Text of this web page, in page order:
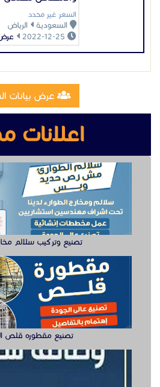
السعر غير محدد
السعودية
الرياض
عرض بيانات
اعلانات
تصنيع وتركيب سلالم
تصنيع مقطوره قلص